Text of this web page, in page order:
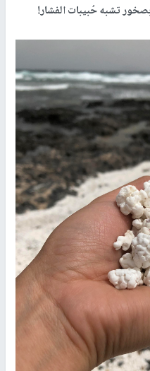
تشبه حُبيبات الفشار!